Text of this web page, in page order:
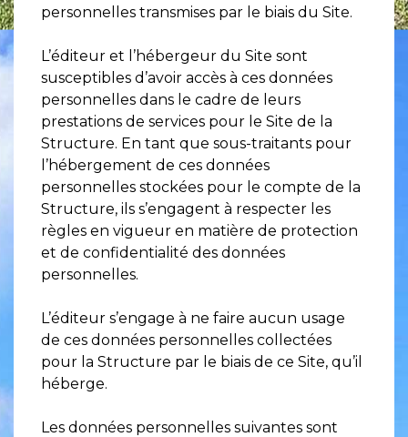
personnelles transmises par le biais du Site.
L’éditeur et l’hébergeur du Site sont
susceptibles d’avoir accès à ces données
personnelles dans le cadre de leurs
prestations de services pour le Site de la
Structure. En tant que sous-traitants pour
l’hébergement de ces données
personnelles stockées pour le compte de la
Structure, ils s’engagent à respecter les
règles en vigueur en matière de protection
et de confidentialité des données
personnelles.
L’éditeur s’engage à ne faire aucun usage
de ces données personnelles collectées
pour la Structure par le biais de ce Site, qu’il
héberge.
Les données personnelles suivantes sont